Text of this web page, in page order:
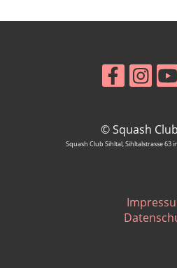
© Squash
Squash Club Sihltal, Sihltalstrasse 63